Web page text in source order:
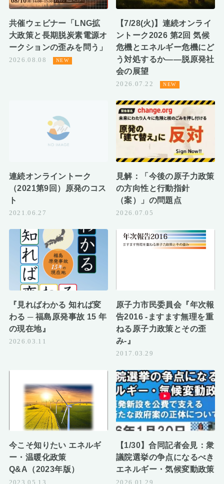
共催ウェビナー「LNG拡
大政策と長期脱炭素電源オ
ークションの歪みを問う」
2026.08.08
【7/28(火)】連続オンライ
ントーク2026 第2回 気候
危機とエネルギー危機にど
う対処するか――脱原発社
会の展望
2026.07.22
連続オンライントーク
（2021第9回）原発のコス
ト
2021.06.27
見解：「今後の原子力政策
の方向性と行動指針
（案）」の問題点
2026.07.05
『見ればわかる 知れば変
わる ─ 福島原発事故 15 年
の現在地』
2026.03.11
原子力市民委員会『年次報
告2016 -ますます無理を重
ねる原子力政策とその歪
み-』
2017.03.29
今こそ知りたい エネルギ
ー・温暖化政策
Q&A（2023年版）
2023.05.13
【1/30】合同記者会見：衆
議院選挙の争点になるべき
エネルギー・気候変動政策
2026.01.29